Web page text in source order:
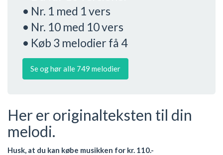
• Nr. 1 med 1 vers
• Nr. 10 med 10 vers
• Køb 3 melodier få 4
Se og hør alle 749 melodier
Her er originalteksten til din
melodi.
Husk, at du kan købe musikken for kr. 110.-